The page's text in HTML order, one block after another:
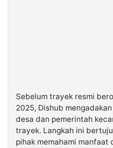
Sebelum trayek resmi
2025, Dishub
desa dan pemerintah
trayek. Langkah ini
pihak memahami manfaat